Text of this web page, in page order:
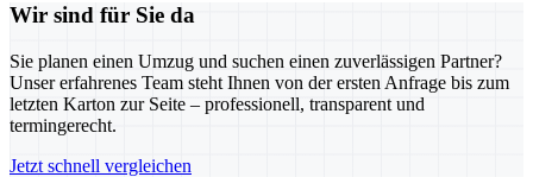
Wir sind für Sie da
Sie planen einen Umzug und suchen einen zuverlässigen Partner?
Unser erfahrenes Team steht Ihnen von der ersten Anfrage bis zum
letzten Karton zur Seite – professionell, transparent und
termingerecht.
Jetzt schnell vergleichen